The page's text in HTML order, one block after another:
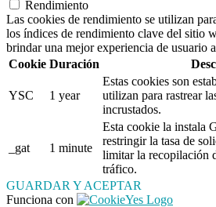
Rendimiento
Las cookies de rendimiento se utilizan
los índices de rendimiento clave del sitio
brindar una mejor experiencia de usuario
Cookie Duración
YSC 1 year
Estas cookies son
utilizan para rastrear
incrustados.
_gat 1 minute
Esta cookie la instala
restringir la tasa de
limitar la recopilación
tráfico.
GUARDAR Y ACEPTAR
Funciona con